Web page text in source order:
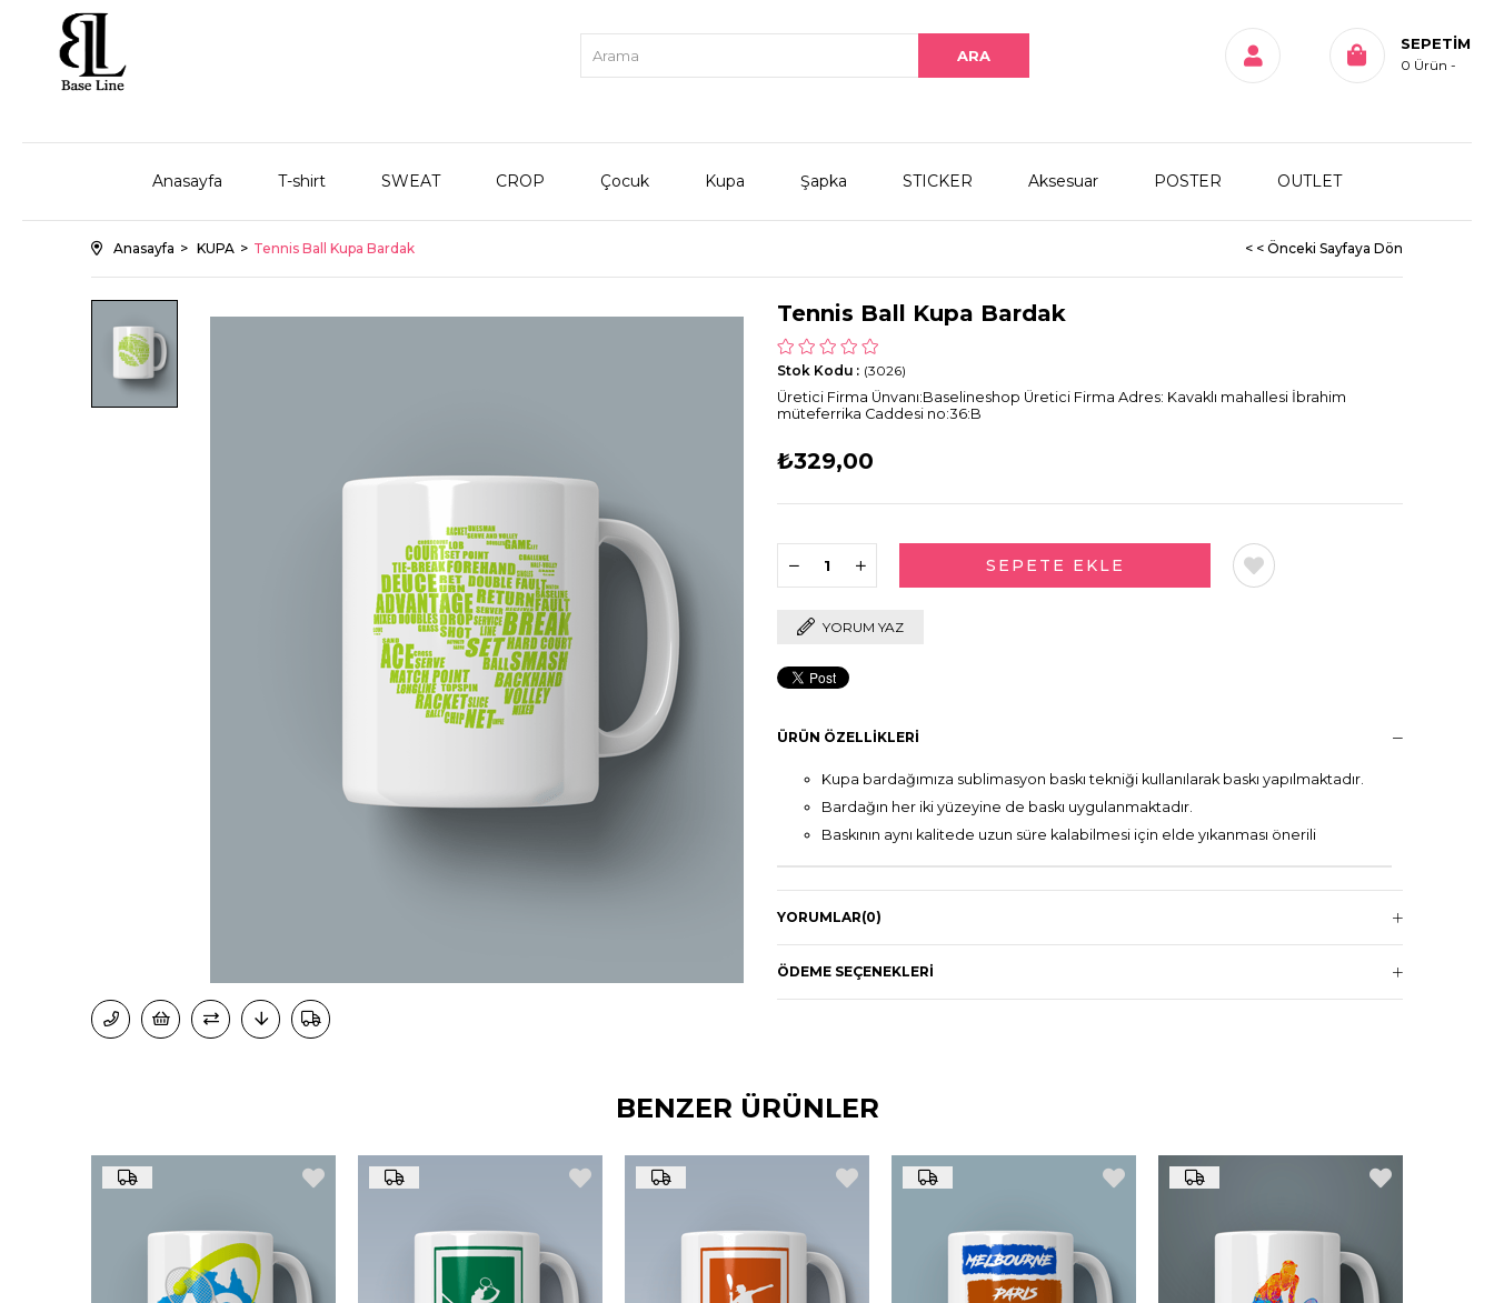
SEPETIM
0 Ürün
Anasayfa T-shirt SWEAT CROP Çocuk Kupa Şapka STICKER Aksesuar POSTER OUTLET
Anasayfa KUPA Tennis Ball Kupa Bardak < < Önceki Sayfaya Dön
Tennis Ball Kupa Bardak
(3026)
Stok Kodu
Üretici Firma Ünvanı:Baselineshop Üretici Firma Adres: Kavaklı mahallesi İbrahim
müteferrika Caddesi no:36:B
₺329,00
YORUM YAZ
ÜRÜN ÖZELLIKLERI
Kupa bardağımıza sublimasyon baskı tekniği kullanılarak baskı yapılmaktadır.
Bardağın her iki yüzeyine de baskı uygulanmaktadır.
Baskının aynı kalitede uzun süre kalabilmesi için elde yıkanması önerili
YORUMLAR(0)
ÖDEME SEÇENEKLERI
BENZER ÜRÜNLER